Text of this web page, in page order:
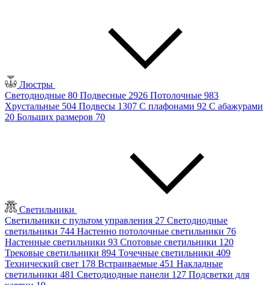
Люстры
Светодиодные 80 Подвесные 2926 Потолочные 983
Хрустальные 504 Подвесы 1307 С плафонами 92 С абажурами
20 Больших размеров 70
Светильники
Светильники с пультом управления 27 Светодиодные
светильники 744 Настенно потолочные светильники 76
Настенные светильники 93 Спотовые светильники 120
Трековые светильники 894 Точечные светильники 409
Технический свет 178 Встраиваемые 451 Накладные
светильники 481 Светодиодные панели 127 Подсветки для